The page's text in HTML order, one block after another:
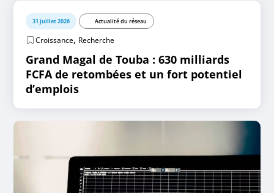
31 juillet 2026 Actualité du réseau
Croissance, Recherche
Grand Magal de Touba : 630 milliards
FCFA de retombées et un fort potentiel
d’emplois